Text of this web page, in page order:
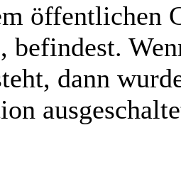
öffentlichen
befindest.
dann